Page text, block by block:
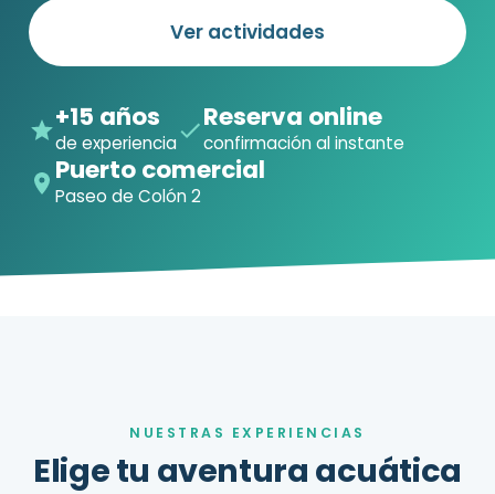
Ver actividades
+15 años
de experiencia
Reserva online
confirmación al instante
Puerto comercial
Paseo de Colón 2
NUESTRAS EXPERIENCIAS
Elige tu aventura acuática